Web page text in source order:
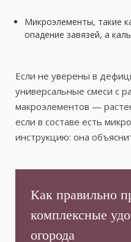
Микроэлементы, такие
опадение завязей, а
Если не уверены в
универсальные смеси с
макроэлементов —
если в составе есть
инструкцию: она
Как правильно
комплексные
огорода